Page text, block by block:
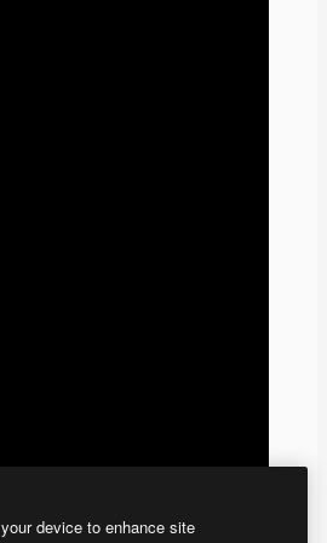
device to enhance site